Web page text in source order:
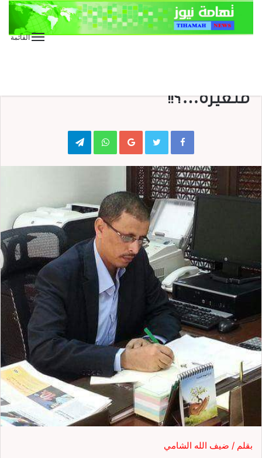
القائمة
متغيرة…؟!!
Google+
WhatsApp
Telegram
بقلم / ضيف الله الشامي